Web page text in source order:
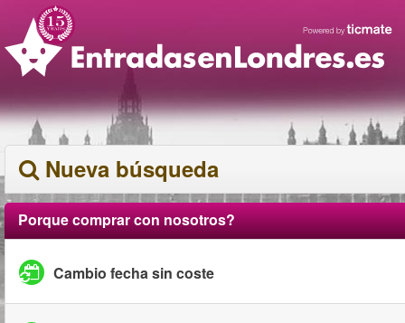
Nueva búsqueda
Porque comprar con nosotros?
Cambio fecha sin coste